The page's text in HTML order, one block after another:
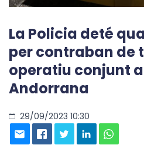
La Policia deté
per contraban de
operatiu conjunt
Andorrana
29/09/2023 10:30